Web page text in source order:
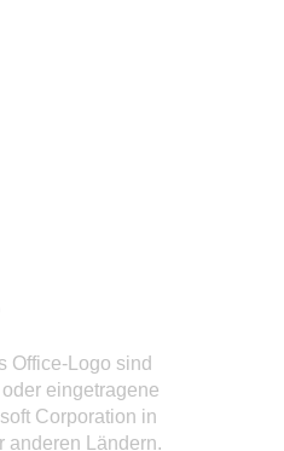
Office-Logo sind
eingetragene
Corporation in
anderen Ländern.